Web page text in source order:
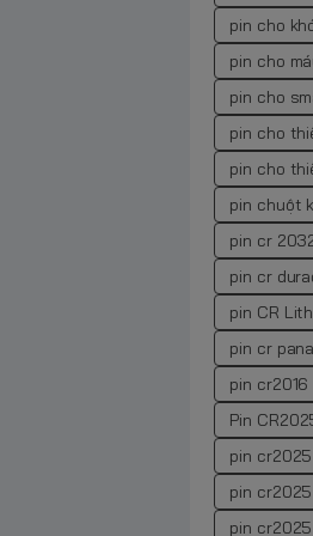
pin cho
pin cho
pin cho
pin cho
pin cho
pin chuột
pin cr
pin cr
pin CR
pin cr
pin cr2016
Pin
pin
pin
pin